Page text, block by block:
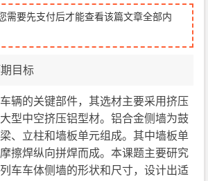
需要先支付后才能查看该篇文章全部内
目标
辆的关键部件，其选材主要采用挤压
型中空挤压铝型材。铝合金侧墙为鼓
、立柱和墙板单元组成。其中墙板单
擦焊纵向拼焊而成。本课题主要研究
车车体侧墙的形状和尺寸，设计出适